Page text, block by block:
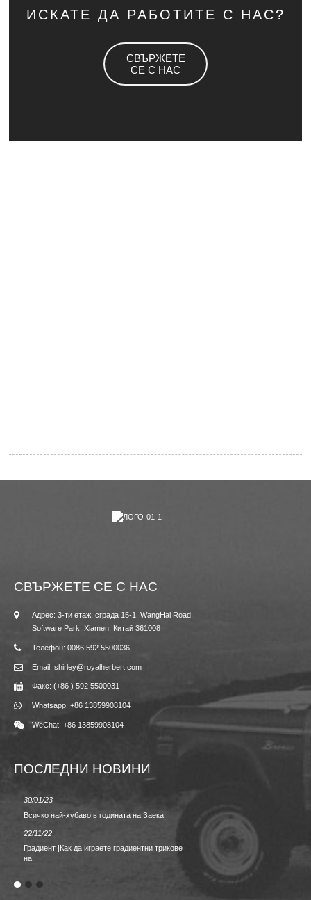
ИСКАТЕ ДА РАБОТИТЕ С НАС?
СВЪРЖЕТЕ
СЕ С НАС
СВЪРЖЕТЕ СЕ С НАС
Адрес: 3-ти етаж, сграда 15-1, WangHai Road,
Software Park, Xiamen, Китай 361008
Телефон: 0086 592 5500036
Email: shirley@royalherbert.com
Факс: (+86 ) 592 5500031
Whatsapp: +86 13859908104
WeChat: +86 13859908104
ПОСЛЕДНИ НОВИНИ
30/01/23
Всичко най-хубаво в годината на Заека!
22/11/22
Градиент |Как да играете градиентни трикове
на...